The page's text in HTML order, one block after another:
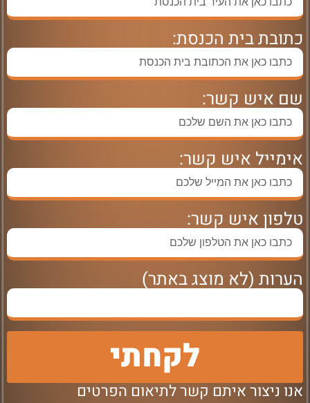
כתובת בית הכנסת:
שם איש קשר:
אימייל איש קשר:
טלפון איש קשר:
הערות (לא מוצג באתר)
לקחתי
אנו ניצור איתם קשר לתיאום הפרטים